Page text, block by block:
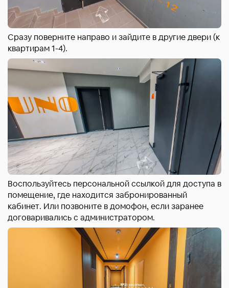
Сразу поверните направо и зайдите в другие двери (к
квартирам 1-4).
Воспользуйтесь персональной ссылкой для доступа в
помещение, где находится забронированный
кабинет. Или позвоните в домофон, если заранее
договаривались с администратором.